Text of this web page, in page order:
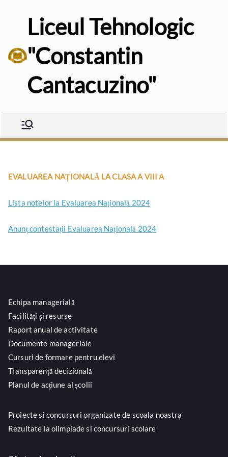
Liceul Tehnologic
"Constantin
Cantacuzino"
EVALUAREA NAȚIONALĂ LA CLASA A VIII A
Lista notelor la Evaluarea Națională 2024
Anunț contestații Evaluarea Națională 2024
Echipa managerială
Facilități și resurse
Raport anual de activitate
Documente manageriale
Cursuri de formare pentru elevi
Transparență decizională
Planul de acțiune al școlii
Proiecte si concursuri organizate de scoala noastra
Rezultate la olimpiade si concursuri scolare